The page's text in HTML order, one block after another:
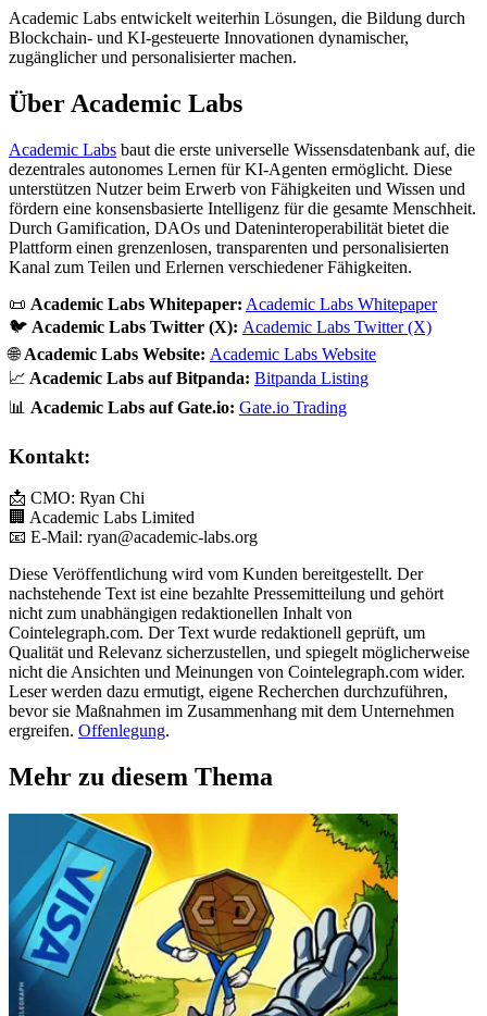
Academic Labs entwickelt weiterhin Lösungen, die Bildung durch
Blockchain- und KI-gesteuerte Innovationen dynamischer,
zugänglicher und personalisierter machen.
Über Academic Labs
Academic Labs baut die erste universelle Wissensdatenbank auf, die
dezentrales autonomes Lernen für KI-Agenten ermöglicht. Diese
unterstützen Nutzer beim Erwerb von Fähigkeiten und Wissen und
fördern eine konsensbasierte Intelligenz für die gesamte Menschheit.
Durch Gamification, DAOs und Dateninteroperabilität bietet die
Plattform einen grenzenlosen, transparenten und personalisierten
Kanal zum Teilen und Erlernen verschiedener Fähigkeiten.
📜 Academic Labs Whitepaper: Academic Labs Whitepaper
🐦 Academic Labs Twitter (X): Academic Labs Twitter (X)
🌐Academic Labs Website: Academic Labs Website
📈 Academic Labs auf Bitpanda: Bitpanda Listing
📊 Academic Labs auf Gate.io: Gate.io Trading
Kontakt:
📩 CMO: Ryan Chi
🏢 Academic Labs Limited
📧 E-Mail: ryan@academic-labs.org
Diese Veröffentlichung wird vom Kunden bereitgestellt. Der
nachstehende Text ist eine bezahlte Pressemitteilung und gehört
nicht zum unabhängigen redaktionellen Inhalt von
Cointelegraph.com. Der Text wurde redaktionell geprüft, um
Qualität und Relevanz sicherzustellen, und spiegelt möglicherweise
nicht die Ansichten und Meinungen von Cointelegraph.com wider.
Leser werden dazu ermutigt, eigene Recherchen durchzuführen,
bevor sie Maßnahmen im Zusammenhang mit dem Unternehmen
ergreifen. Offenlegung.
Mehr zu diesem Thema